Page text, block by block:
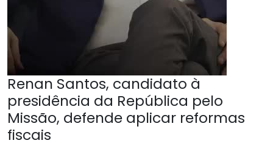
Renan Santos, candidato à
presidência da República pelo
Missão, defende aplicar reformas
fiscais